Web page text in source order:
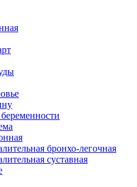
бронхо-легочная
суставная